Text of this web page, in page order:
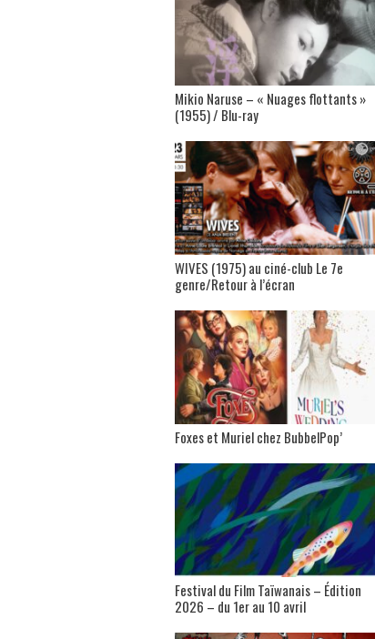
Mikio Naruse – « Nuages flottants »
(1955) / Blu-ray
WIVES (1975) au ciné-club Le 7e
genre/Retour à l’écran
Foxes et Muriel chez BubbelPop’
Festival du Film Taïwanais – Édition
2026 – du 1er au 10 avril